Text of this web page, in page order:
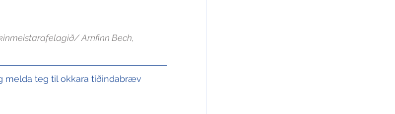
Arnfinn Bech,
melda teg til okkara tíðindabræv